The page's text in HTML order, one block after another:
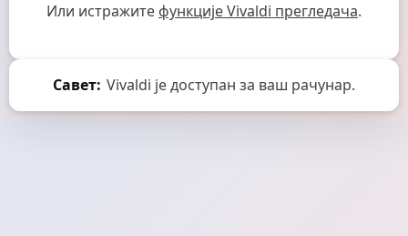
Или истражите функције Vivaldi прегледача.
Савет: Vivaldi је доступан за ваш рачунар.